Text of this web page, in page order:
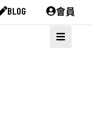
BLOG 會員